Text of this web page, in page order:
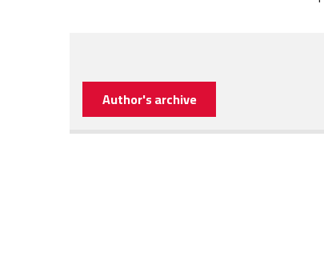
Author's archive